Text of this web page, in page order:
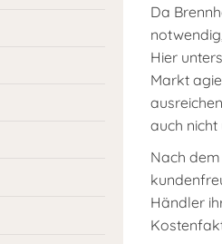
Da
Hier
Markt
auch
Nach
Händler